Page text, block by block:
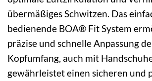
übermäßiges Schwitzen. Das
bedienende BOA® Fit System
präzise und schnelle Anpassung
Kopfumfang, auch mit
gewährleistet einen sicheren und